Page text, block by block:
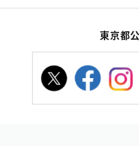
東京都